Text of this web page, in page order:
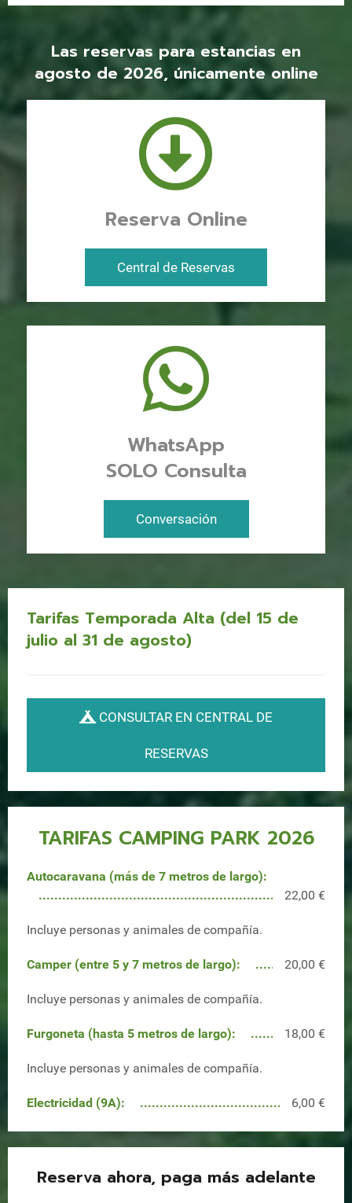
Las reservas para estancias en
agosto de 2026, únicamente online
Reserva Online
Central de Reservas
WhatsApp
SOLO Consulta
Conversación
Tarifas Temporada Alta (del 15 de
julio al 31 de agosto)
CONSULTAR EN CENTRAL DE
RESERVAS
TARIFAS CAMPING PARK 2026
Autocaravana (más de 7 metros de largo):
22,00 €
Incluye personas y animales de compañía.
Camper (entre 5 y 7 metros de largo): 20,00 €
Incluye personas y animales de compañía.
Furgoneta (hasta 5 metros de largo): 18,00 €
Incluye personas y animales de compañía.
Electricidad (9A): 6,00 €
Reserva ahora, paga más adelante